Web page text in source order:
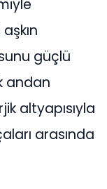
güçlü
andan
altyapısıyla
arasında